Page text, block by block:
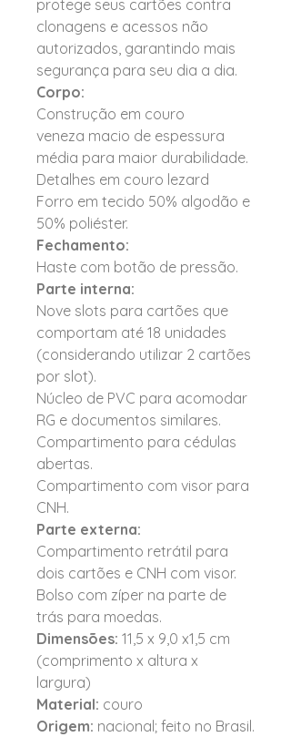
protege seus cartões contra
clonagens e acessos não
autorizados, garantindo mais
segurança para seu dia a dia.
Corpo:
Construção em couro
veneza macio de espessura
média para maior durabilidade.
Detalhes em couro lezard
Forro em tecido 50% algodão e
50% poliéster.
Fechamento:
Haste com botão de pressão.
Parte interna:
Nove slots para cartões que
comportam até 18 unidades
(considerando utilizar 2 cartões
por slot).
Núcleo de PVC para acomodar
RG e documentos similares.
Compartimento para cédulas
abertas.
Compartimento com visor para
CNH.
Parte externa:
Compartimento retrátil para
dois cartões e CNH com visor.
Bolso com zíper na parte de
trás para moedas.
Dimensões: 11,5 x 9,0 x1,5 cm
(comprimento x altura x
largura)
Material: couro
Origem: nacional; feito no Brasil.